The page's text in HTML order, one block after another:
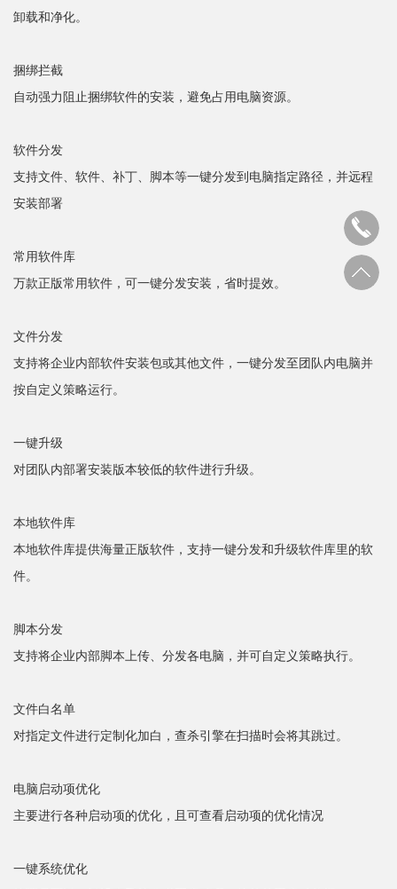
卸载和净化。
捆绑拦截
自动强力阻止捆绑软件的安装，避免占用电脑资源。
软件分发
支持文件、软件、补丁、脚本等一键分发到电脑指定路径，并远程
安装部署
常用软件库
万款正版常用软件，可一键分发安装，省时提效。
文件分发
支持将企业内部软件安装包或其他文件，一键分发至团队内电脑并
按自定义策略运行。
一键升级
对团队内部署安装版本较低的软件进行升级。
本地软件库
本地软件库提供海量正版软件，支持一键分发和升级软件库里的软
件。
脚本分发
支持将企业内部脚本上传、分发各电脑，并可自定义策略执行。
文件白名单
对指定文件进行定制化加白，查杀引擎在扫描时会将其跳过。
电脑启动项优化
主要进行各种启动项的优化，且可查看启动项的优化情况
一键系统优化